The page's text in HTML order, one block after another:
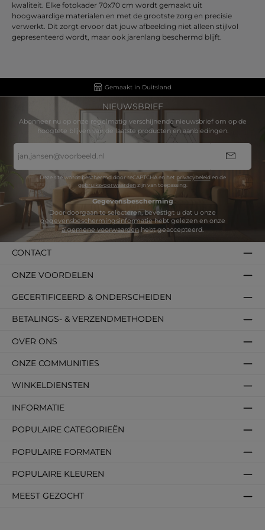
kwaliteit. Elke fotokader 70x70 cm wordt gemaakt uit
hoogwaardige materialen en met de grootste zorg en precisie
verwerkt. Dit zorgt ervoor dat jouw afbeelding niet alleen stijlvol
gepresenteerd wordt, maar ook jarenlang beschermd blijft.
Gemaakt in Duitsland
NIEUWSBRIEF
Abonneer nu op onze regelmatig verschijnende nieuwsbrief om op de
hoogtete blijven van de laatste producten en aanbiedingen.
mailadres
*
Deze site wordt beschermd door reCAPTCHA en het privacybeleid en de
gebruiksvoorwaardenzijn van toepassing.
Gegevensbescherming
gegevensbeschermingsinformatie
algemene voorwaardenhebt geaccepteerd.
CONTACT
WINKELDIENSTEN
INFORMATIE
POPULAIRE CATEGORIEËN
POPULAIRE FORMATEN
POPULAIRE KLEUREN
MEEST GEZOCHT
BETALINGS- & VERZENDMETHODEN
OVER ONS
GECERTIFICEERD & ONDERSCHEIDEN
ONZE VOORDELEN
ONZE COMMUNITIES